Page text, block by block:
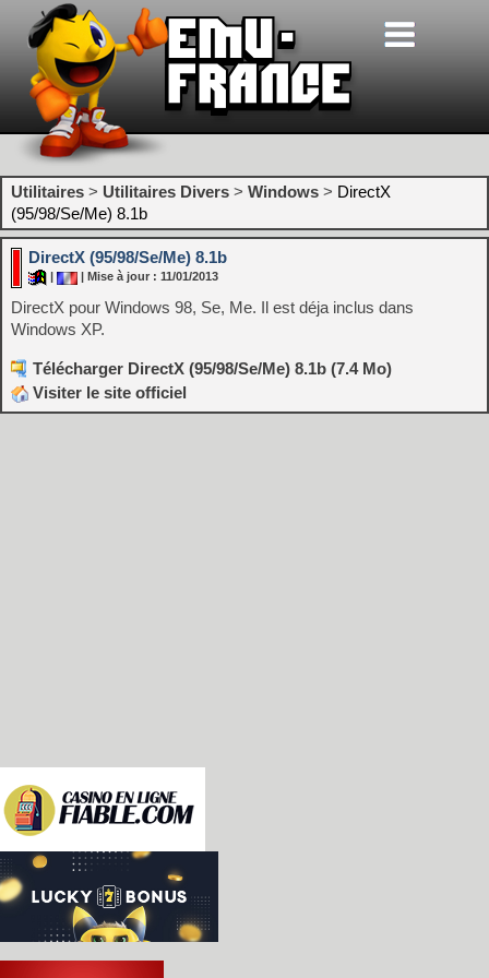
Utilitaires > Utilitaires Divers > Windows > DirectX
(95/98/Se/Me) 8.1b
DirectX (95/98/Se/Me) 8.1b
| Mise à jour : 11/01/2013
DirectX pour Windows 98, Se, Me. Il est déja inclus dans
Windows XP.
Télécharger DirectX (95/98/Se/Me) 8.1b (7.4 Mo)
Visiter le site officiel